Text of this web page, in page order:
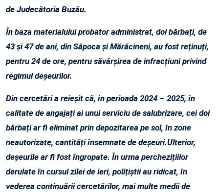
de Judecătoria Buzău.
În baza materialului probator administrat, doi bărbați, de
43 și 47 de ani, din Săpoca și Mărăcineni, au fost reținuți,
pentru 24 de ore, pentru săvârșirea de infracțiuni privind
regimul deșeurilor.
Din cercetări a reieșit că, în perioada 2024 – 2025, în
calitate de angajați ai unui serviciu de salubrizare, cei doi
bărbați ar fi eliminat prin depozitarea pe sol, în zone
neautorizate, cantități însemnate de deșeuri.Ulterior,
deșeurile ar fi fost îngropate. În urma perchezițiilor
derulate în cursul zilei de ieri, polițiștii au ridicat, în
vederea continuării cercetărilor, mai multe medii de